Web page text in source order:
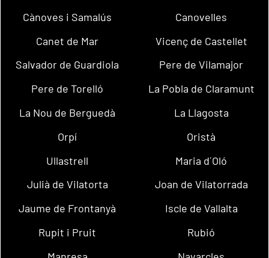
Cànoves i Samalús
Canovelles
Canet de Mar
Vicenç de Castellet
Salvador de Guardiola
Pere de Vilamajor
Pere de Torelló
La Pobla de Claramunt
La Nou de Berguedà
La Llagosta
Orpí
Oristà
Ullastrell
Maria d´Oló
Julià de Vilatorta
Joan de Vilatorrada
Jaume de Frontanyà
Iscle de Vallalta
Rupit i Pruit
Rubió